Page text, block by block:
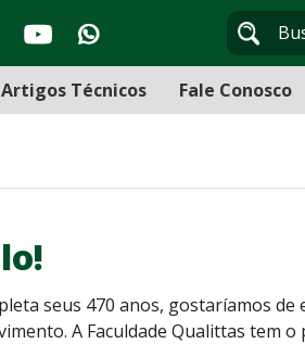
Artigos Técnicos Fale Conosco
seus 470 anos, gostaríamos
A Faculdade Qualittas tem